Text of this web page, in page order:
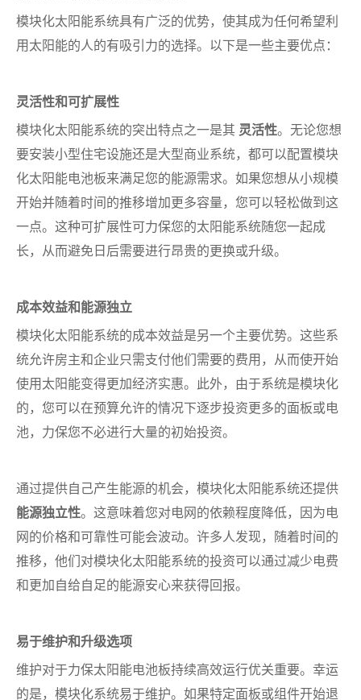
模块化太阳能系统具有广泛的优势，使其成为任何希望利
用太阳能的人的有吸引力的选择。以下是一些主要优点：
灵活性和可扩展性
模块化太阳能系统的突出特点之一是其 灵活性。无论您想
要安装小型住宅设施还是大型商业系统，都可以配置模块
化太阳能电池板来满足您的能源需求。如果您想从小规模
开始并随着时间的推移增加更多容量，您可以轻松做到这
一点。这种可扩展性可力保您的太阳能系统随您一起成
长，从而避免日后需要进行昂贵的更换或升级。
成本效益和能源独立
模块化太阳能系统的成本效益是另一个主要优势。这些系
统允许房主和企业只需支付他们需要的费用，从而使开始
使用太阳能变得更加经济实惠。此外，由于系统是模块化
的，您可以在预算允许的情况下逐步投资更多的面板或电
池，力保您不必进行大量的初始投资。
通过提供自己产生能源的机会，模块化太阳能系统还提供
能源独立性。这意味着您对电网的依赖程度降低，因为电
网的价格和可靠性可能会波动。许多人发现，随着时间的
推移，他们对模块化太阳能系统的投资可以通过减少电费
和更加自给自足的能源安心来获得回报。
易于维护和升级选项
维护对于力保太阳能电池板持续高效运行优关重要。幸运
的是，模块化系统易于维护。如果特定面板或组件开始退